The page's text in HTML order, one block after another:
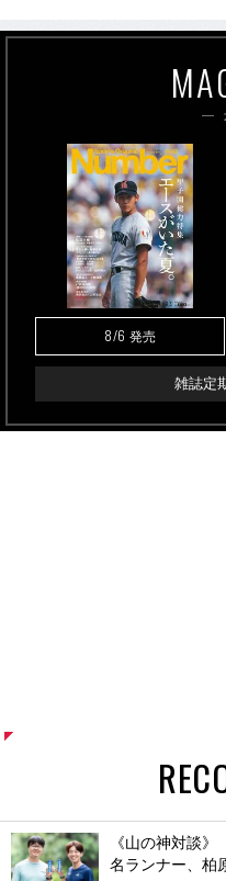
8/6 発売
雑誌定
《山の神対談
名ランナー、柏